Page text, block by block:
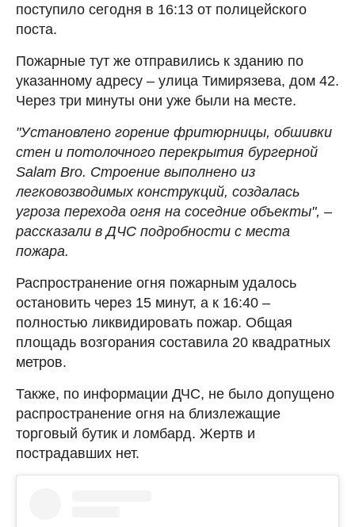
поступило сегодня в 16:13 от полицейского
поста.
Пожарные тут же отправились к зданию по
указанному адресу – улица Тимирязева, дом 42.
Через три минуты они уже были на месте.
"Установлено горение фритюрницы, обшивки
стен и потолочного перекрытия бургерной
Salam Bro. Строение выполнено из
легковозводимых конструкций, создалась
угроза перехода огня на соседние объекты", –
рассказали в ДЧС подробности с места
пожара.
Распространение огня пожарным удалось
остановить через 15 минут, а к 16:40 –
полностью ликвидировать пожар. Общая
площадь возгорания составила 20 квадратных
метров.
Также, по информации ДЧС, не было допущено
распространение огня на близлежащие
торговый бутик и ломбард. Жертв и
пострадавших нет.